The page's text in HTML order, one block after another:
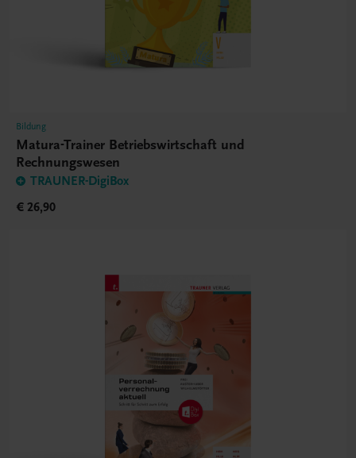
Bildung
Matura-Trainer Betriebswirtschaft und
Rechnungswesen
TRAUNER-DigiBox
€ 26,90